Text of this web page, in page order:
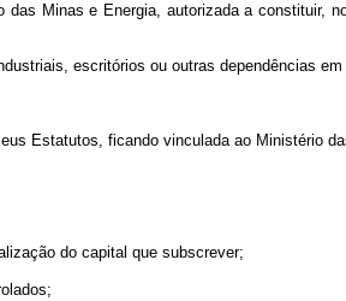
Minas e Energia, autorizada a constituir,
escritórios ou outras dependências
Estatutos, ficando vinculada ao Ministério
do capital que subscrever;